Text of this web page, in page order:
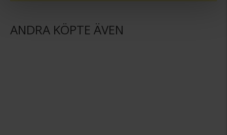
ANDRA KÖPTE ÄVEN